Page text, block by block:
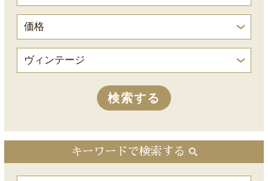
キーワードで検索する